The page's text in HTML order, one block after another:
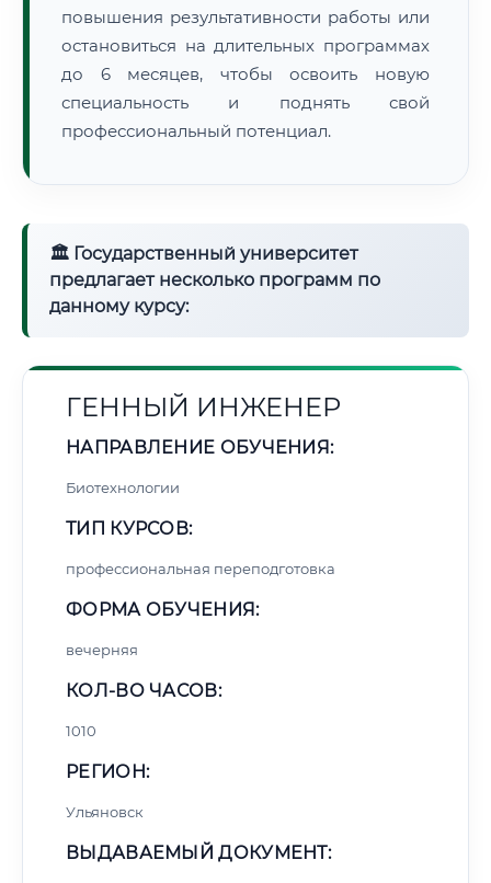
повышения результативности работы или
остановиться на длительных программах
до 6 месяцев, чтобы освоить новую
специальность и поднять свой
профессиональный потенциал.
🏛 Государственный университет
предлагает несколько программ по
данному курсу:
ГЕННЫЙ ИНЖЕНЕР
НАПРАВЛЕНИЕ ОБУЧЕНИЯ:
Биотехнологии
ТИП КУРСОВ:
профессиональная переподготовка
ФОРМА ОБУЧЕНИЯ:
вечерняя
КОЛ-ВО ЧАСОВ:
1010
РЕГИОН:
Ульяновск
ВЫДАВАЕМЫЙ ДОКУМЕНТ: